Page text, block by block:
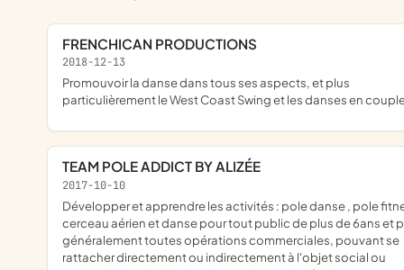
FRENCHICAN PRODUCTIONS
2018-12-13
promouvoir la danse dans tous ses aspects, et plus
particulièrement le West Coast Swing et les danses en
TEAM POLE ADDICT BY ALIZÉE
2017-10-10
développer et apprendre les activités : pole danse , pole fitness ,
cerceau aérien et danse pour tout public de plus de 6ans et
généralement toutes opérations commerciales, pouvant se
rattacher directement ou indirectement à l'objet social ou